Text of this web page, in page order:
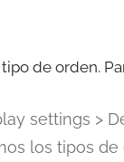
de orden.
settings >
los tipos